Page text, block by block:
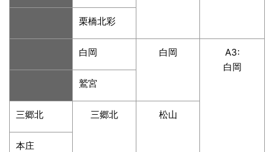
栗橋北彩
白岡 白岡
A3:
白岡
鷲宮
三郷北 三郷北 松山
本庄